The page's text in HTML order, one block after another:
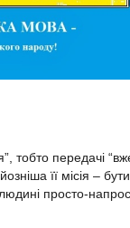
тобто передачі
її місія –
просто-